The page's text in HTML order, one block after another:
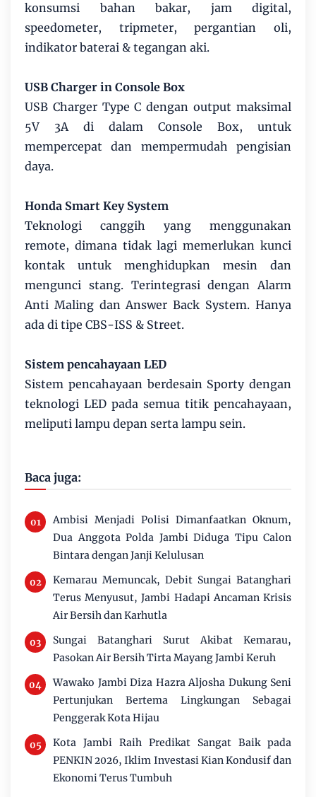
konsumsi bahan bakar, jam digital,
speedometer, tripmeter, pergantian oli,
indikator baterai & tegangan aki.
USB Charger in Console Box
USB Charger Type C dengan output maksimal
5V 3A di dalam Console Box, untuk
mempercepat dan mempermudah pengisian
daya.
Honda Smart Key System
Teknologi canggih yang menggunakan
remote, dimana tidak lagi memerlukan kunci
kontak untuk menghidupkan mesin dan
mengunci stang. Terintegrasi dengan Alarm
Anti Maling dan Answer Back System. Hanya
ada di tipe CBS-ISS & Street.
Sistem pencahayaan LED
Sistem pencahayaan berdesain Sporty dengan
teknologi LED pada semua titik pencahayaan,
meliputi lampu depan serta lampu sein.
Baca juga:
Ambisi Menjadi Polisi Dimanfaatkan Oknum,
Dua Anggota Polda Jambi Diduga Tipu Calon
Bintara dengan Janji Kelulusan
Kemarau Memuncak, Debit Sungai Batanghari
Terus Menyusut, Jambi Hadapi Ancaman Krisis
Air Bersih dan Karhutla
Sungai Batanghari Surut Akibat Kemarau,
Pasokan Air Bersih Tirta Mayang Jambi Keruh
Wawako Jambi Diza Hazra Aljosha Dukung Seni
Pertunjukan Bertema Lingkungan Sebagai
Penggerak Kota Hijau
Kota Jambi Raih Predikat Sangat Baik pada
PENKIN 2026, Iklim Investasi Kian Kondusif dan
Ekonomi Terus Tumbuh